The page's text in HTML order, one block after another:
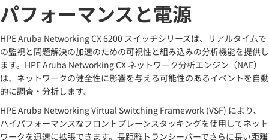
パフォーマンスと電源
HPE Aruba Networking CX 6200 スイッチシリーズは、リアルタイムで
の監視と問題解決の加速のための可視性と組み込みの分析機能を提供し
ます。HPE Aruba Networking CX ネットワーク分析エンジン（NAE）
は、ネットワークの健全性に影響を与える可能性のあるイベントを自動
的に調査・分析します。
HPE Aruba Networking Virtual Switching Framework (VSF) により、
ハイパフォーマンスなフロントプレーンスタッキングを使用してネット
ワークを迅速に拡張できます。長距離トランシーバーでさらに長い距離